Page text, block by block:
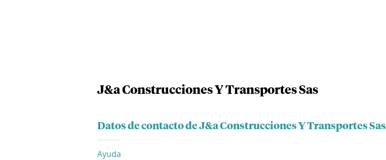
J&a Construcciones Y Transportes Sas
Datos de contacto de J&a Construcciones Y Transportes Sas
Ayuda